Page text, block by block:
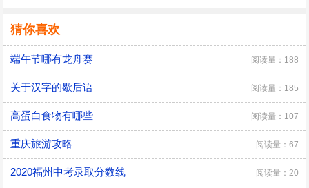
猜你喜欢
端午节哪有龙舟赛 阅读量：188
关于汉字的歇后语 阅读量：185
高蛋白食物有哪些 阅读量：107
重庆旅游攻略 阅读量：67
2020福州中考录取分数线 阅读量：20